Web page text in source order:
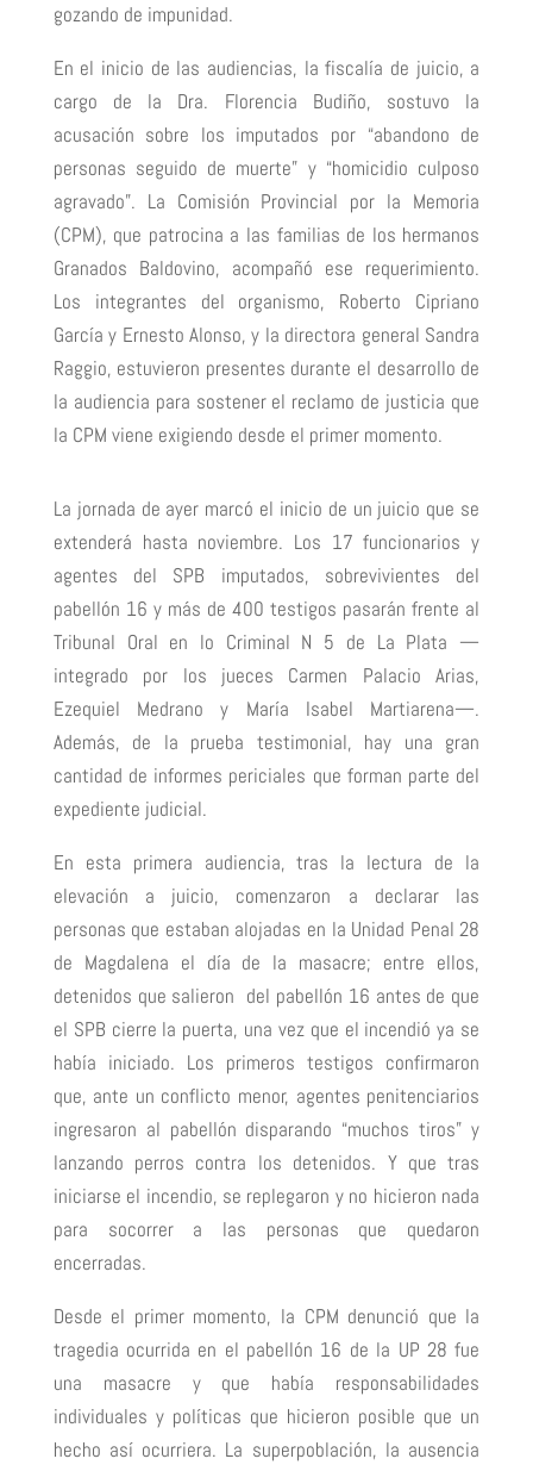
gozando de impunidad.
En el inicio de las audiencias, la fiscalía de juicio, a
cargo de la Dra. Florencia Budiño, sostuvo la
acusación sobre los imputados por “abandono de
personas seguido de muerte” y “homicidio culposo
agravado”. La Comisión Provincial por la Memoria
(CPM), que patrocina a las familias de los hermanos
Granados Baldovino, acompañó ese requerimiento.
Los integrantes del organismo, Roberto Cipriano
García y Ernesto Alonso, y la directora general Sandra
Raggio, estuvieron presentes durante el desarrollo de
la audiencia para sostener el reclamo de justicia que
la CPM viene exigiendo desde el primer momento.
La jornada de ayer marcó el inicio de un juicio que se
extenderá hasta noviembre. Los 17 funcionarios y
agentes del SPB imputados, sobrevivientes del
pabellón 16 y más de 400 testigos pasarán frente al
Tribunal Oral en lo Criminal N 5 de La Plata —
integrado por los jueces Carmen Palacio Arias,
Ezequiel Medrano y María Isabel Martiarena—.
Además, de la prueba testimonial, hay una gran
cantidad de informes periciales que forman parte del
expediente judicial.
En esta primera audiencia, tras la lectura de la
elevación a juicio, comenzaron a declarar las
personas que estaban alojadas en la Unidad Penal 28
de Magdalena el día de la masacre; entre ellos,
detenidos que salieron del pabellón 16 antes de que
el SPB cierre la puerta, una vez que el incendió ya se
había iniciado. Los primeros testigos confirmaron
que, ante un conflicto menor, agentes penitenciarios
ingresaron al pabellón disparando “muchos tiros” y
lanzando perros contra los detenidos. Y que tras
iniciarse el incendio, se replegaron y no hicieron nada
para socorrer a las personas que quedaron
encerradas.
Desde el primer momento, la CPM denunció que la
tragedia ocurrida en el pabellón 16 de la UP 28 fue
una masacre y que había responsabilidades
individuales y políticas que hicieron posible que un
hecho así ocurriera. La superpoblación, la ausencia